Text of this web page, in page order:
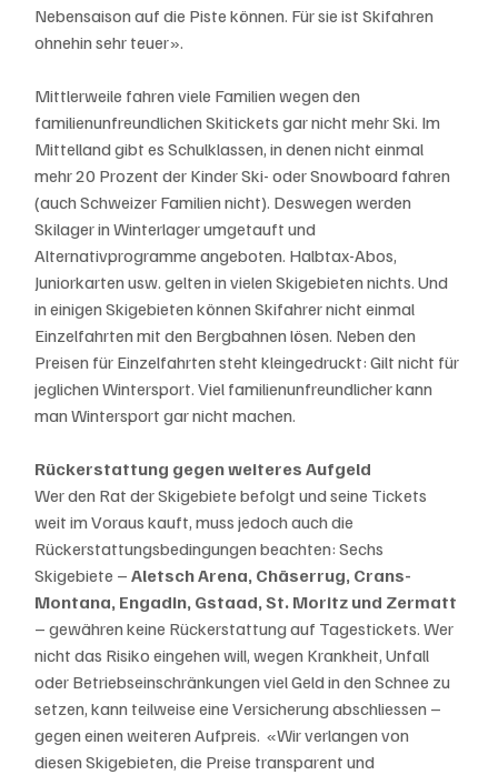
Nebensaison auf die Piste können. Für sie ist Skifahren
ohnehin sehr teuer».
Mittlerweile fahren viele Familien wegen den
familienunfreundlichen Skitickets gar nicht mehr Ski. Im
Mittelland gibt es Schulklassen, in denen nicht einmal
mehr 20 Prozent der Kinder Ski- oder Snowboard fahren
(auch Schweizer Familien nicht). Deswegen werden
Skilager in Winterlager umgetauft und
Alternativprogramme angeboten. Halbtax-Abos,
Juniorkarten usw. gelten in vielen Skigebieten nichts. Und
in einigen Skigebieten können Skifahrer nicht einmal
Einzelfahrten mit den Bergbahnen lösen. Neben den
Preisen für Einzelfahrten steht kleingedruckt: Gilt nicht für
jeglichen Wintersport. Viel familienunfreundlicher kann
man Wintersport gar nicht machen.
Rückerstattung gegen weiteres Aufgeld
Wer den Rat der Skigebiete befolgt und seine Tickets
weit im Voraus kauft, muss jedoch auch die
Rückerstattungsbedingungen beachten: Sechs
Skigebiete – Aletsch Arena, Chäserrug, Crans-
Montana, Engadin, Gstaad, St. Moritz und Zermatt
– gewähren keine Rückerstattung auf Tagestickets. Wer
nicht das Risiko eingehen will, wegen Krankheit, Unfall
oder Betriebseinschränkungen viel Geld in den Schnee zu
setzen, kann teilweise eine Versicherung abschliessen –
gegen einen weiteren Aufpreis.  «Wir verlangen von
diesen Skigebieten, die Preise transparent und